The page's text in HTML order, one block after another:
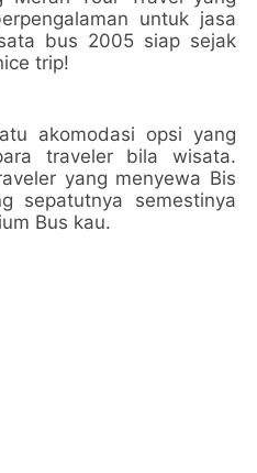
untuk jasa
bus 2005 siap sejak
trip!
akomodasi opsi yang
traveler bila wisata.
yang menyewa Bis
sepatutnya semestinya
Bus kau.